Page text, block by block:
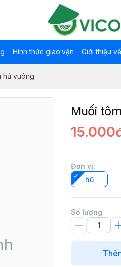
Hình thức giao vận Giới thiệu
hủ vuông
Muối
Đơn vị:
hũ
Số lượng